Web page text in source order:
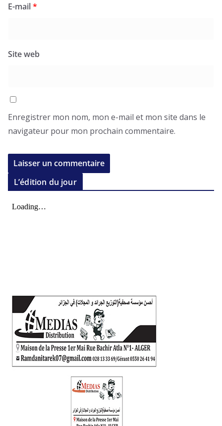
E-mail*
Site web
Enregistrer mon nom, mon e-mail et mon site dans le
navigateur pour mon prochain commentaire.
L’édition du jour